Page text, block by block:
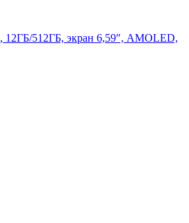
512ГБ, экран 6,59″, AMOLED,